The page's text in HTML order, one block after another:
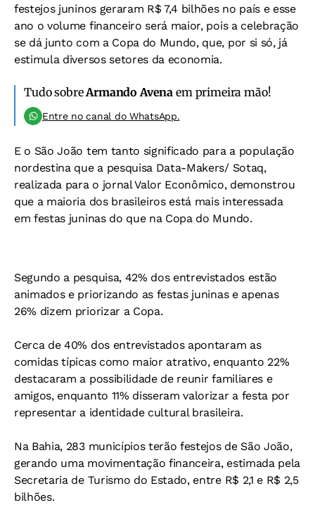
festejos juninos geraram R$ 7,4 bilhões no país e esse
ano o volume financeiro será maior, pois a celebração
se dá junto com a Copa do Mundo, que, por si só, já
estimula diversos setores da economia.
Tudo sobreArmando Avena em primeira mão!
Entre no canal do WhatsApp.
E o São João tem tanto significado para a população
nordestina que a pesquisa Data-Makers/ Sotaq,
realizada para o jornal Valor Econômico, demonstrou
que a maioria dos brasileiros está mais interessada
em festas juninas do que na Copa do Mundo.
Segundo a pesquisa, 42% dos entrevistados estão
animados e priorizando as festas juninas e apenas
26% dizem priorizar a Copa.
Cerca de 40% dos entrevistados apontaram as
comidas típicas como maior atrativo, enquanto 22%
destacaram a possibilidade de reunir familiares e
amigos, enquanto 11% disseram valorizar a festa por
representar a identidade cultural brasileira.
Na Bahia, 283 municípios terão festejos de São João,
gerando uma movimentação financeira, estimada pela
Secretaria de Turismo do Estado, entre R$ 2,1 e R$ 2,5
bilhões.